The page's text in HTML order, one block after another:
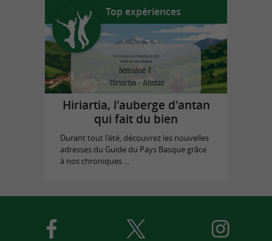
Top expériences
Hiriartia, l'auberge d'antan
qui fait du bien
Durant tout l'été, découvrez les nouvelles
adresses du Guide du Pays Basque grâce
à nos chroniques ...